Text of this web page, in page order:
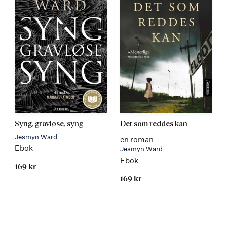
Syng, gravløse, syng
Jesmyn Ward
Ebok
169 kr
Det som reddes kan
en roman
Jesmyn Ward
Ebok
169 kr